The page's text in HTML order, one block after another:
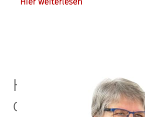
Hier weiterlesen
Hilfe für
den USA